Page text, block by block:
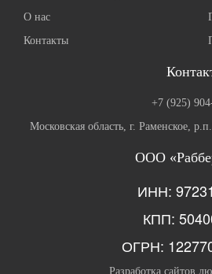
О нас
Контакты
+7 (925)
Московская область, г. Раменское,
ООО
ИНН:
КПП:
ОГРН:
Разработка сайтов